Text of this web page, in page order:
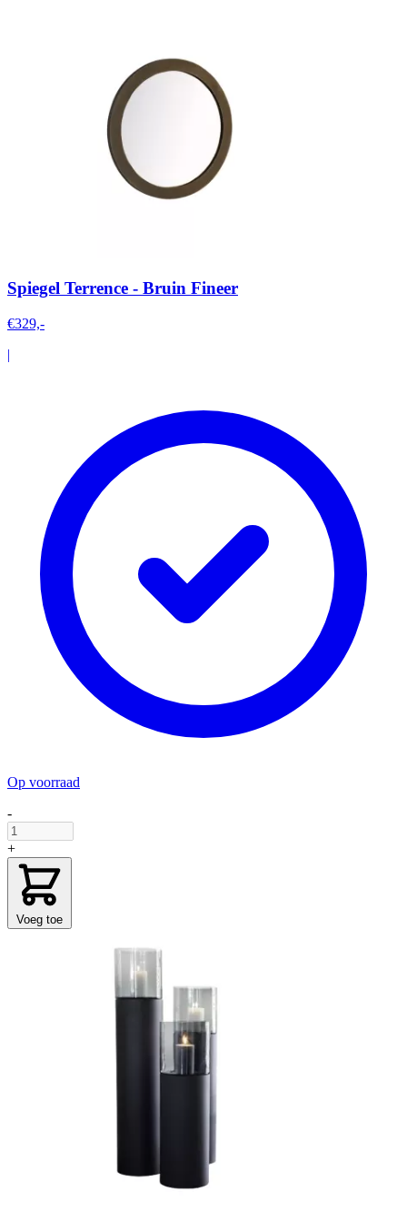
Spiegel Terrence - Bruin Fineer
€329,-
|
Op voorraad
-
+
Voeg toe